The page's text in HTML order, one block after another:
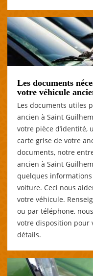
Les documents
votre véhicule
Les documents utiles
ancien à Saint
votre pièce d’identité,
carte grise de votre
documents, notre
ancien à Saint
quelques
voiture. Ceci nous
votre véhicule.
ou par téléphone,
votre disposition pour
détails.